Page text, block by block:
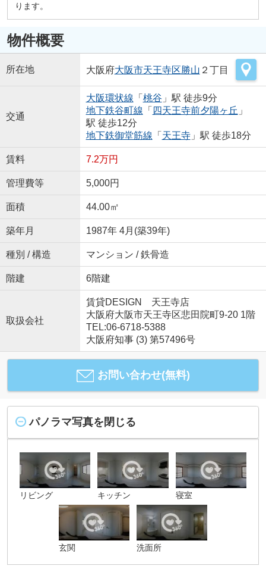
ります。
物件概要
所在地 大阪府大阪市天王寺区勝山 ２丁目
交通
大阪環状線 「 桃谷 」駅 徒歩9分
地下鉄谷町線 「 四天王寺前夕陽ヶ丘 」
駅 徒歩12分
地下鉄御堂筋線 「 天王寺」駅 徒歩18分
賃料 7.2万円
管理費等 5,000円
面積 44.00㎡
築年月 1987年 4月(築39年)
種別 / 構造 マンション / 鉄骨造
階建 6階建
取扱会社
賃貸DESIGN 天王寺店
大阪府大阪市天王寺区悲田院町9-20 1階
TEL:06-6718-5388
大阪府知事 (3) 第57496号
お問い合わせ(無料)
パノラマ写真を閉じる
リビング キッチン 寝室
玄関 洗面所